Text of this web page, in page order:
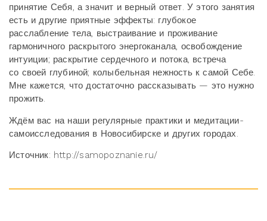
принятие Себя, а значит и верный ответ. У этого занятия
есть и другие приятные эффекты: глубокое
расслабление тела, выстраивание и проживание
гармоничного раскрытого энергоканала, освобождение
интуиции; раскрытие сердечного и потока, встреча
со своей глубиной; колыбельная нежность к самой Себе.
Мне кажется, что достаточно рассказывать — это нужно
прожить.
Ждём вас на наши регулярные практики и медитации-
самоисследования в Новосибирске и других городах.
Источник: http://samopoznanie.ru/